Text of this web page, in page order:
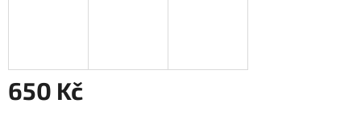
650 Kč